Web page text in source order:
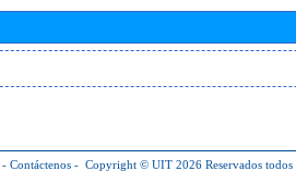
- Contáctenos - Copyright © UIT 2026 Reservados todos